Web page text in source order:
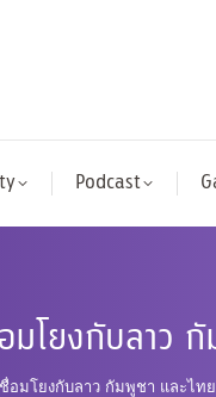
Podcast
มโยงกับลาว
ชื่อมโยงกับลาว กัมพูชา และไทย